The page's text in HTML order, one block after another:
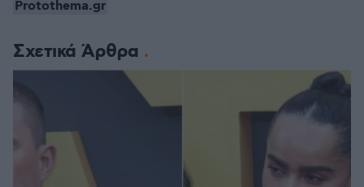
Σχετικά Άρθρα
Protothema.gr